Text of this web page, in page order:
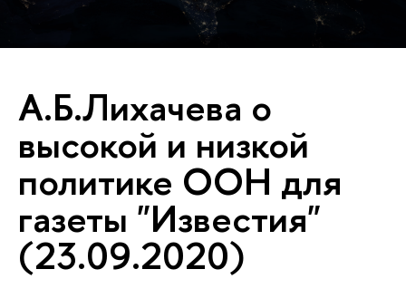
А.Б.Лихачева о
высокой и низкой
политике ООН для
газеты "Известия"
(23.09.2020)